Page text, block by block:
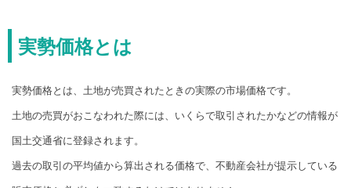
実勢価格とは
実勢価格とは、土地が売買されたときの実際の市場価格です。
土地の売買がおこなわれた際には、いくらで取引されたかなどの情報が
国土交通省に登録されます。
過去の取引の平均値から算出される価格で、不動産会社が提示している